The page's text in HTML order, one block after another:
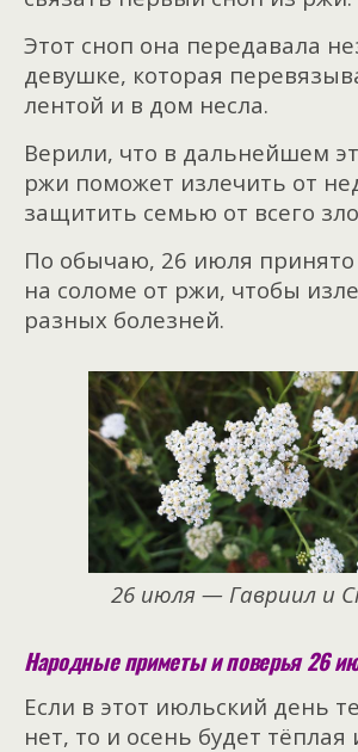
Этот сноп она передавала
девушке, которая
лентой и в дом несла.
Верили, что в дальнейшем
ржи поможет излечить от
защитить семью от всего
По обычаю, 26 июля принято
на соломе от ржи, чтобы
разных болезней.
26 июля — Гавриил и
Народные приметы и поверья 26
Если в этот июльский день
нет, то и осень будет тёплая